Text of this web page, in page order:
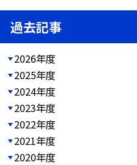
過去記事
2026年度
2025年度
2024年度
2023年度
2022年度
2021年度
2020年度